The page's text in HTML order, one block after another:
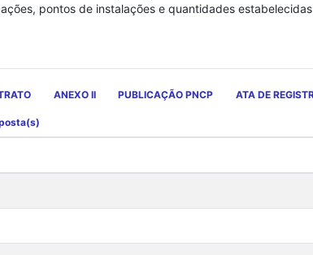
pontos de instalações e quantidades
ANEXO II PUBLICAÇÃO PNCP ATA DE